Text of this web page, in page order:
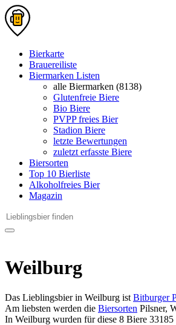
Bierkarte
Brauereiliste
Biermarken Listen
alle Biermarken (8138)
Glutenfreie Biere
Bio Biere
PVPP freies Bier
Stadion Biere
letzte Bewertungen
zuletzt erfasste Biere
Biersorten
Top 10 Bierliste
Alkoholfreies Bier
Magazin
Weilburg
Das Lieblingsbier in Weilburg ist Bitburger
Am liebsten werden die Biersorten Pilsner,
In Weilburg wurden für diese 8 Biere